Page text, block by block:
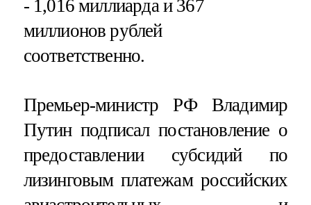
- 1,016 миллиарда и 367
миллионов рублей
соответственно.
Премьер-министр РФ Владимир
Путин подписал постановление о
предоставлении субсидий по
лизинговым платежам российских